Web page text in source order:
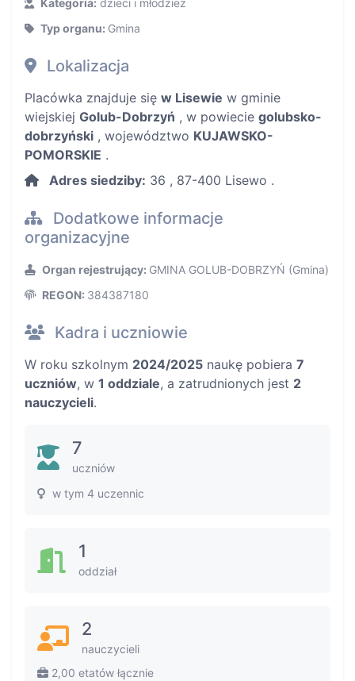
Kategoria: dzieci i młodzież
Typ organu: Gmina
Lokalizacja
Placówka znajduje się w Lisewie w gminie
wiejskiej Golub-Dobrzyń , w powiecie golubsko-
dobrzyński , województwo KUJAWSKO-
POMORSKIE .
Adres siedziby: 36 , 87-400 Lisewo .
Dodatkowe informacje
organizacyjne
Organ rejestrujący: GMINA GOLUB-DOBRZYŃ (Gmina)
REGON: 384387180
Kadra i uczniowie
W roku szkolnym 2024/2025 naukę pobiera 7
uczniów, w 1 oddziale, a zatrudnionych jest 2
nauczycieli.
7
uczniów
w tym 4 uczennic
1
oddział
2
nauczycieli
2,00 etatów łącznie